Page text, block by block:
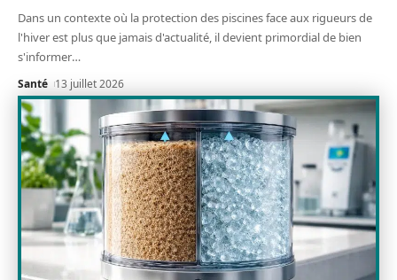
Dans un contexte où la protection des piscines face aux rigueurs de
l'hiver est plus que jamais d'actualité, il devient primordial de bien
s'informer…
Santé 13 juillet 2026